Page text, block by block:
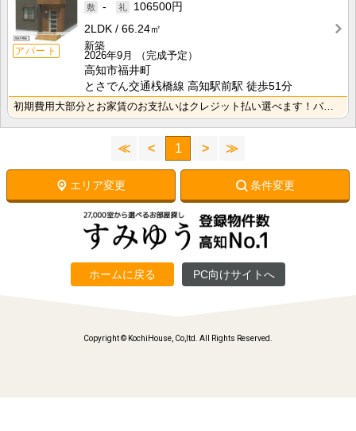
アパート
-
106500円
2LDK
66.24㎡
新築
2026年9月
（完成予定）
高知市福井町
とさでん交通桟橋線 高知駅前駅 徒歩51分
初期費用大部分とお家賃のお支払いはクレジット払い選べます！バス・トイレ別なので、ゆったり湯船に浸かれ･･･
≪ < 1 > ≫
エリア変更 条件変更
ホームに戻る PC向けサイトへ
Copyright © KochiHouse, Co,ltd. All Rights Reserved.